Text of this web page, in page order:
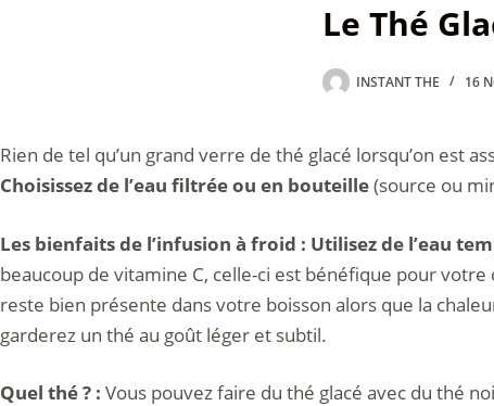
Le Thé
INSTANT THE 16
Rien de tel qu’un grand verre de thé glacé lorsqu’on est
Choisissez de l’eau filtrée ou en bouteille(source ou
Les bienfaits de l’infusion à froid : Utilisez de l’eau
beaucoup de vitamine C, celle-ci est bénéfique pour
reste bien présente dans votre boisson alors que la
garderez un thé au goût léger et subtil.
Quel thé ? : Vous pouvez faire du thé glacé avec du thé